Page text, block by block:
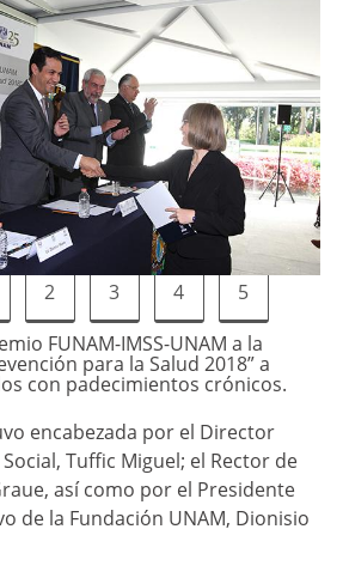
2 3 4
5
FUNAM-IMSS-UNAM a la
para la Salud 2018” a
con padecimientos crónicos.
encabezada por el Director
Tuffic Miguel; el Rector de
así como por el Presidente
de la Fundación UNAM, Dionisio